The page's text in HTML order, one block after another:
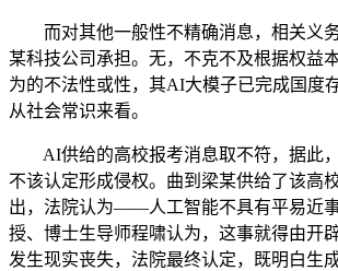
而对其他一般性不精确消息，相关义
某科技公司承担。无，不克不及根据权益
为的不法性或性，其AI大模子已完成国度
从社会常识来看。
AI供给的高校报考消息取不符，据此，
不该认定形成侵权。曲到梁某供给了该高
出，法院认为——人工智能不具有平易近
授、博士生导师程啸认为，这事就得由开
发生现实丧失，法院最终认定，既明白生